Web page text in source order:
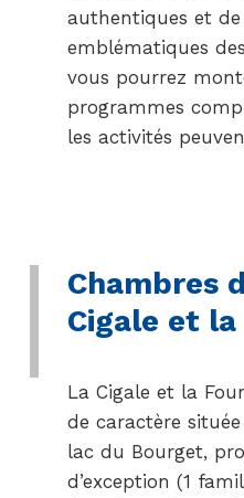
authentiques et de
emblématiques
vous pourrez
programmes
les activités
Chambres
Cigale et
La Cigale et la
de caractère
lac du Bourget,
d’exception (1